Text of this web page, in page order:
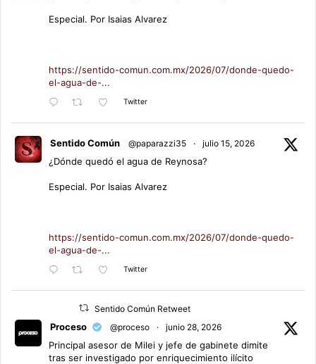
Especial. Por Isaias Alvarez
https://sentido-comun.com.mx/2026/07/donde-quedo-
el-agua-de-...
Twitter
Sentido Común @paparazzi35 · julio 15, 2026
¿Dónde quedó el agua de Reynosa?
Especial. Por Isaias Alvarez
https://sentido-comun.com.mx/2026/07/donde-quedo-
el-agua-de-...
Twitter
Sentido Común Retweet
Proceso @proceso · junio 28, 2026
Principal asesor de Milei y jefe de gabinete dimite
tras ser investigado por enriquecimiento ilícito